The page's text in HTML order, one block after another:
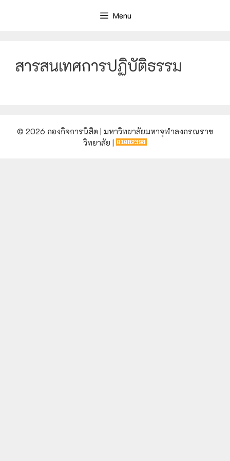
Menu
สารสนเทศการปฏิบัติธรรม
© 2026 กองกิจการนิสิต | มหาวิทยาลัยมหาจุฬาลงกรณราช
วิทยาลัย |